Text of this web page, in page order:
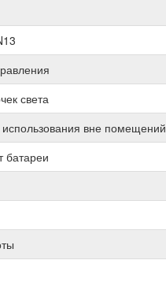
света
вне помещений
батареи